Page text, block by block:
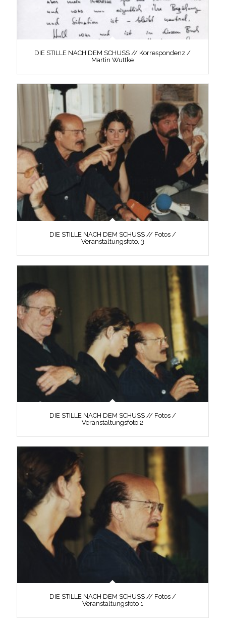
DIE STILLE NACH DEM SCHUSS // Korrespondenz /
Martin Wuttke
DIE STILLE NACH DEM SCHUSS // Fotos /
Veranstaltungsfoto, 3
DIE STILLE NACH DEM SCHUSS // Fotos /
Veranstaltungsfoto 2
DIE STILLE NACH DEM SCHUSS // Fotos /
Veranstaltungsfoto 1